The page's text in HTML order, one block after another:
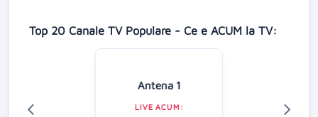
Top 20 Canale TV Populare - Ce e ACUM la TV:
Antena 1
LIVE ACUM: